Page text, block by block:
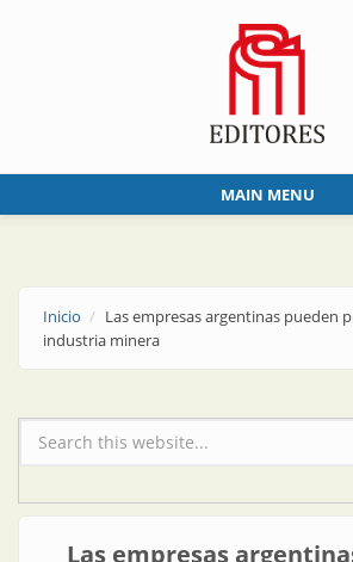
MAIN MENU
Inicio
Las empresas argentinas pueden
industria minera
Formulario de búsqueda
Las empresas